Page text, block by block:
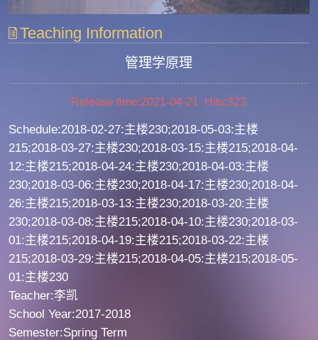
Teaching Information
管理学原理
Release time:2021-04-21 Hits:323
Schedule:2018-02-27:主楼230;2018-05-03:主楼
215;2018-03-27:主楼230;2018-03-15:主楼215;2018-04-
12:主楼215;2018-04-24:主楼230;2018-04-03:主楼
230;2018-03-06:主楼230;2018-04-17:主楼230;2018-04-
26:主楼215;2018-03-13:主楼230;2018-03-20:主楼
230;2018-03-08:主楼215;2018-04-10:主楼230;2018-03-
01:主楼215;2018-04-19:主楼215;2018-03-22:主楼
215;2018-03-29:主楼215;2018-04-05:主楼215;2018-05-
01:主楼230
Teacher:李凯
School Year:2017-2018
Semester:Spring Term